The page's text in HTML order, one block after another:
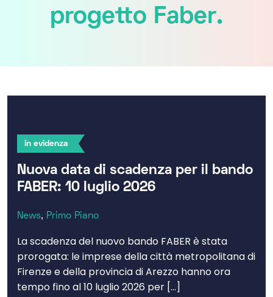
progetto Faber.
in evidenza
Nuova data di scadenza per il bando
FABER: 10 luglio 2026
News, Primo Piano
La scadenza del nuovo bando FABER è stata
prorogata: le imprese della città metropolitana di
Firenze e della provincia di Arezzo hanno ora
tempo fino al 10 luglio 2026 per […]